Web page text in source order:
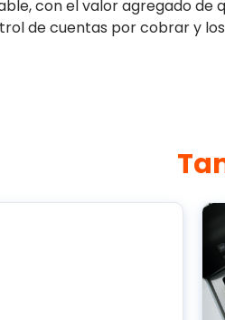
con el valor agregado
de cuentas por cobrar y